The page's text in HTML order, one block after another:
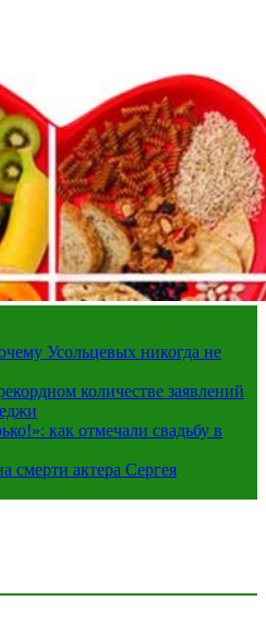
Усольцевых никогда не
количестве заявлений
как отмечали свадьбу в
смерти актера Сергея